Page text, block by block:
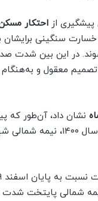
از احتکار
سنگینی برایشان
شوند. در این بین شدت
معقول و به‌هنگام
نشان داد، آن‌طور که
پساجهش و با شروع جریان تخلیه حباب قیمت
شمالی پایتخت شدت